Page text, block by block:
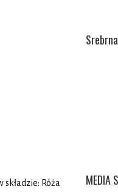
Róża
MEDIA